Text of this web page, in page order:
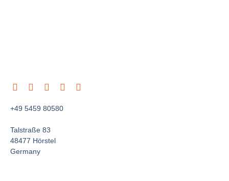
+49 5459 80580
Talstraße 83
48477 Hörstel
Germany